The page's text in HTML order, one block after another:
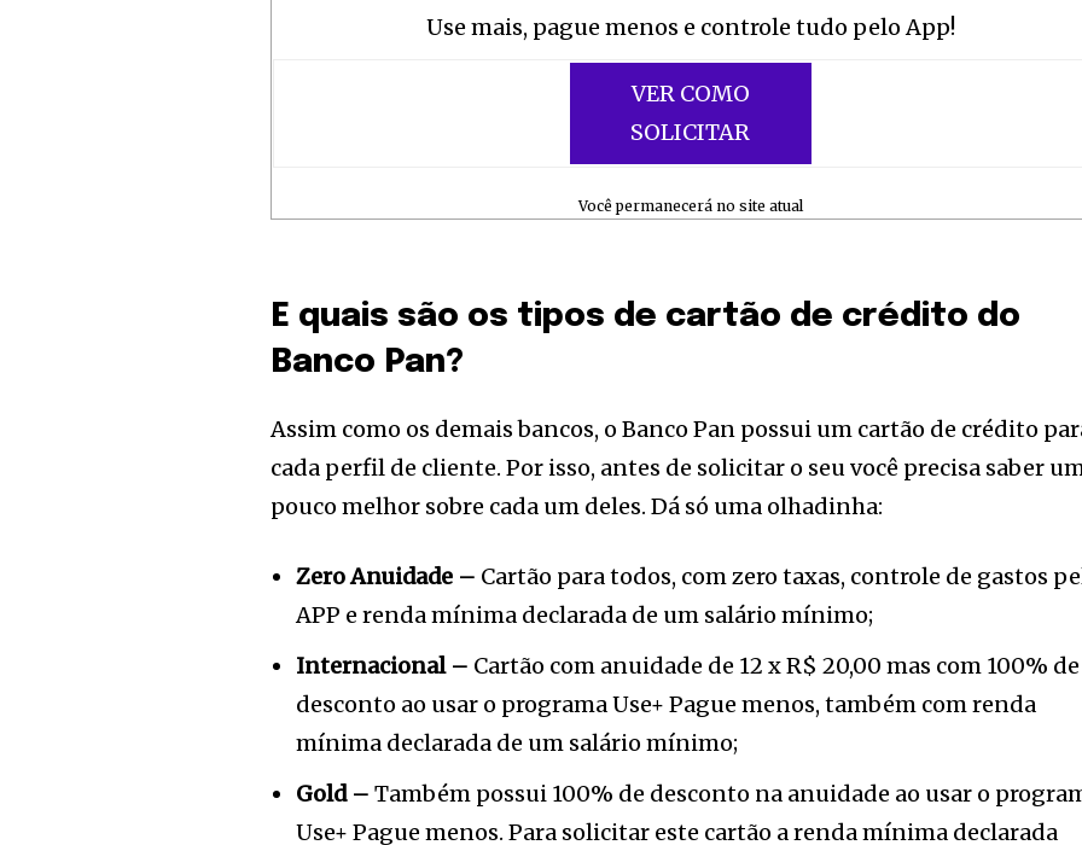
Use mais, pague menos e controle tudo pelo App!
VER COMO
SOLICITAR
Você permanecerá no site atual
E quais são os tipos de cartão de crédito do
Banco Pan?
Assim como os demais bancos, o Banco Pan possui um cartão de crédito
cada perfil de cliente. Por isso, antes de solicitar o seu você precisa saber
pouco melhor sobre cada um deles. Dá só uma olhadinha:
Zero Anuidade – Cartão para todos, com zero taxas, controle de gastos
APP e renda mínima declarada de um salário mínimo;
Internacional – Cartão com anuidade de 12 x R$ 20,00 mas com 100% de
desconto ao usar o programa Use+ Pague menos, também com renda
mínima declarada de um salário mínimo;
Gold – Também possui 100% de desconto na anuidade ao usar o
Use+ Pague menos. Para solicitar este cartão a renda mínima declarada